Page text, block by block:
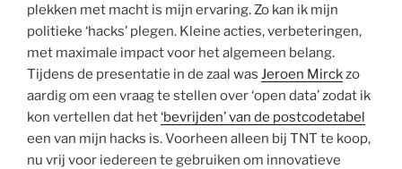
plekken met macht is mijn ervaring. Zo kan ik mijn
politieke ‘hacks’ plegen. Kleine acties, verbeteringen,
met maximale impact voor het algemeen belang.
Tijdens de presentatie in de zaal was Jeroen Mirckzo
aardig om een vraag te stellen over ‘open data’ zodat ik
kon vertellen dat het‘bevrijden’ van de postcodetabel
een van mijn hacks is. Voorheen alleen bij TNT te koop,
nu vrij voor iedereen te gebruiken om innovatieve